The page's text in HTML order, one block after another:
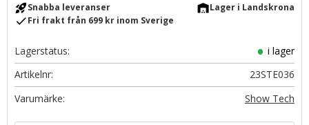
rocket_launchSnabba leveranser warehouseLager i Landskrona
checkFri frakt från 699 kr inom Sverige
Lagerstatus
i lager
Artikelnr
23STE036
Show Tech